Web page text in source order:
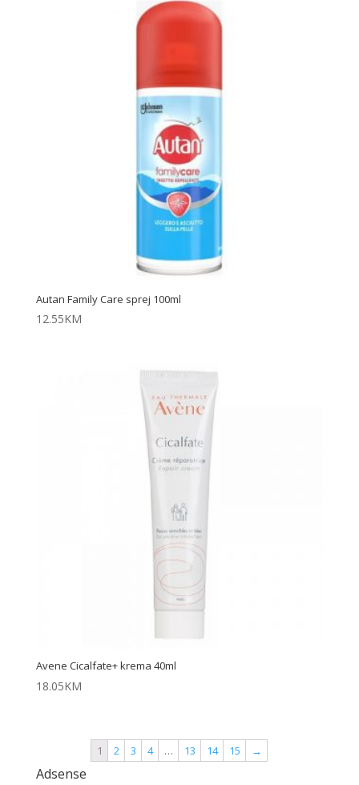
Autan Family Care sprej 100ml
12.55KM
Avene Cicalfate+ krema 40ml
18.05KM
1 2 3 4 … 13 14 15 →
Adsense